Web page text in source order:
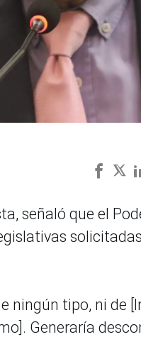
señaló que el
ningún tipo, ni de
Generaría